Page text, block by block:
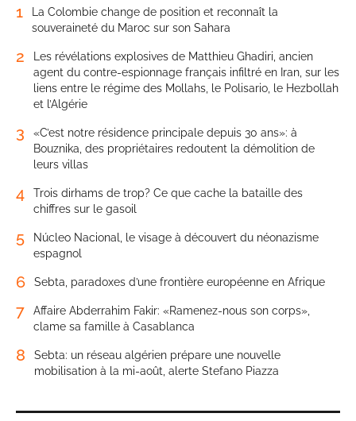
1
La Colombie change de position et reconnaît la
souveraineté du Maroc sur son Sahara
2
Les révélations explosives de Matthieu Ghadiri, ancien
agent du contre-espionnage français infiltré en Iran, sur les
liens entre le régime des Mollahs, le Polisario, le Hezbollah
et l’Algérie
3
«C’est notre résidence principale depuis 30 ans»: à
Bouznika, des propriétaires redoutent la démolition de
leurs villas
4
Trois dirhams de trop? Ce que cache la bataille des
chiffres sur le gasoil
5
Núcleo Nacional, le visage à découvert du néonazisme
espagnol
6 Sebta, paradoxes d’une frontière européenne en Afrique
7
Affaire Abderrahim Fakir: «Ramenez-nous son corps»,
clame sa famille à Casablanca
8
Sebta: un réseau algérien prépare une nouvelle
mobilisation à la mi-août, alerte Stefano Piazza